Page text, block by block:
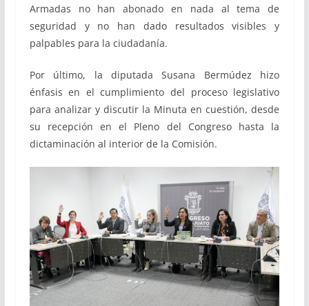
Armadas no han abonado en nada al tema de
seguridad y no han dado resultados visibles y
palpables para la ciudadanía.
Por último, la diputada Susana Bermúdez hizo
énfasis en el cumplimiento del proceso legislativo
para analizar y discutir la Minuta en cuestión, desde
su recepción en el Pleno del Congreso hasta la
dictaminación al interior de la Comisión.